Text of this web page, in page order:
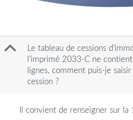
B
Le tableau de cessions
l’imprimé 2033-C ne
lignes, comment puis-je
cession ?
Il convient de renseigner sur la